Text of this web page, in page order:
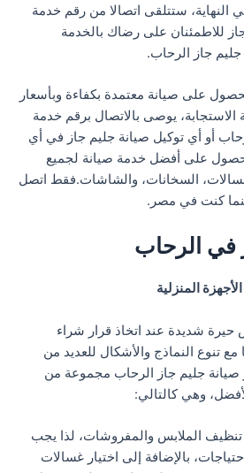
ستتلقى اتصالا من رقم خدمة
للاطمئنان على رضاك بالخدمة
جاز الرحاب.
على صيانة معتمدة بكفاءة وبأسعار
يوصى بالاتصال برقم خدمة
أو أي توكيل صيانة جليم جاز في أي
على أفضل خدمة صيانة لجميع
السخانات، والشاشات.فقط اتصل
كنت في مصر.
في الرحاب
المنزلية
حيرة شديدة عند اتخاذ قرار شراء
تنوع النماذج والأشكال للعديد من
صيانة جليم جاز الرحاب مجموعة من
وهي كالتالي:
تنظيف الملابس والمفروشات، لذا يجب
بالإضافة إلى اختيار غسالات